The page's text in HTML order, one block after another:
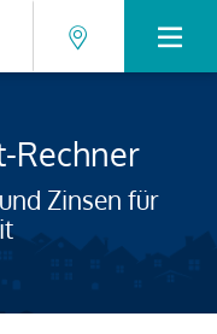
Rechner
Zinsen für